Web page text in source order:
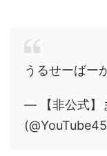
うるせーばー
— 【非公式】